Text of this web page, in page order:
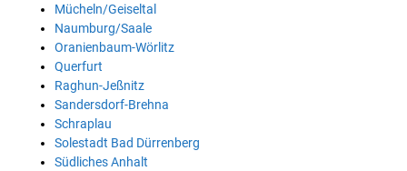
Mücheln/Geiseltal
Naumburg/Saale
Oranienbaum-Wörlitz
Querfurt
Raghun-Jeßnitz
Sandersdorf-Brehna
Schraplau
Solestadt Bad Dürrenberg
Südliches Anhalt